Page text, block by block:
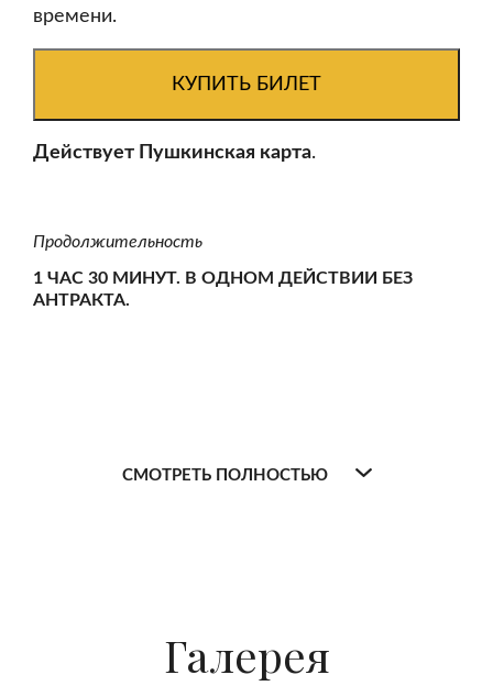
времени.
КУПИТЬ БИЛЕТ
Действует Пушкинская карта.
Продолжительность
1 ЧАС 30 МИНУТ. В ОДНОМ ДЕЙСТВИИ БЕЗ
АНТРАКТА.
СМОТРЕТЬ ПОЛНОСТЬЮ
Галерея